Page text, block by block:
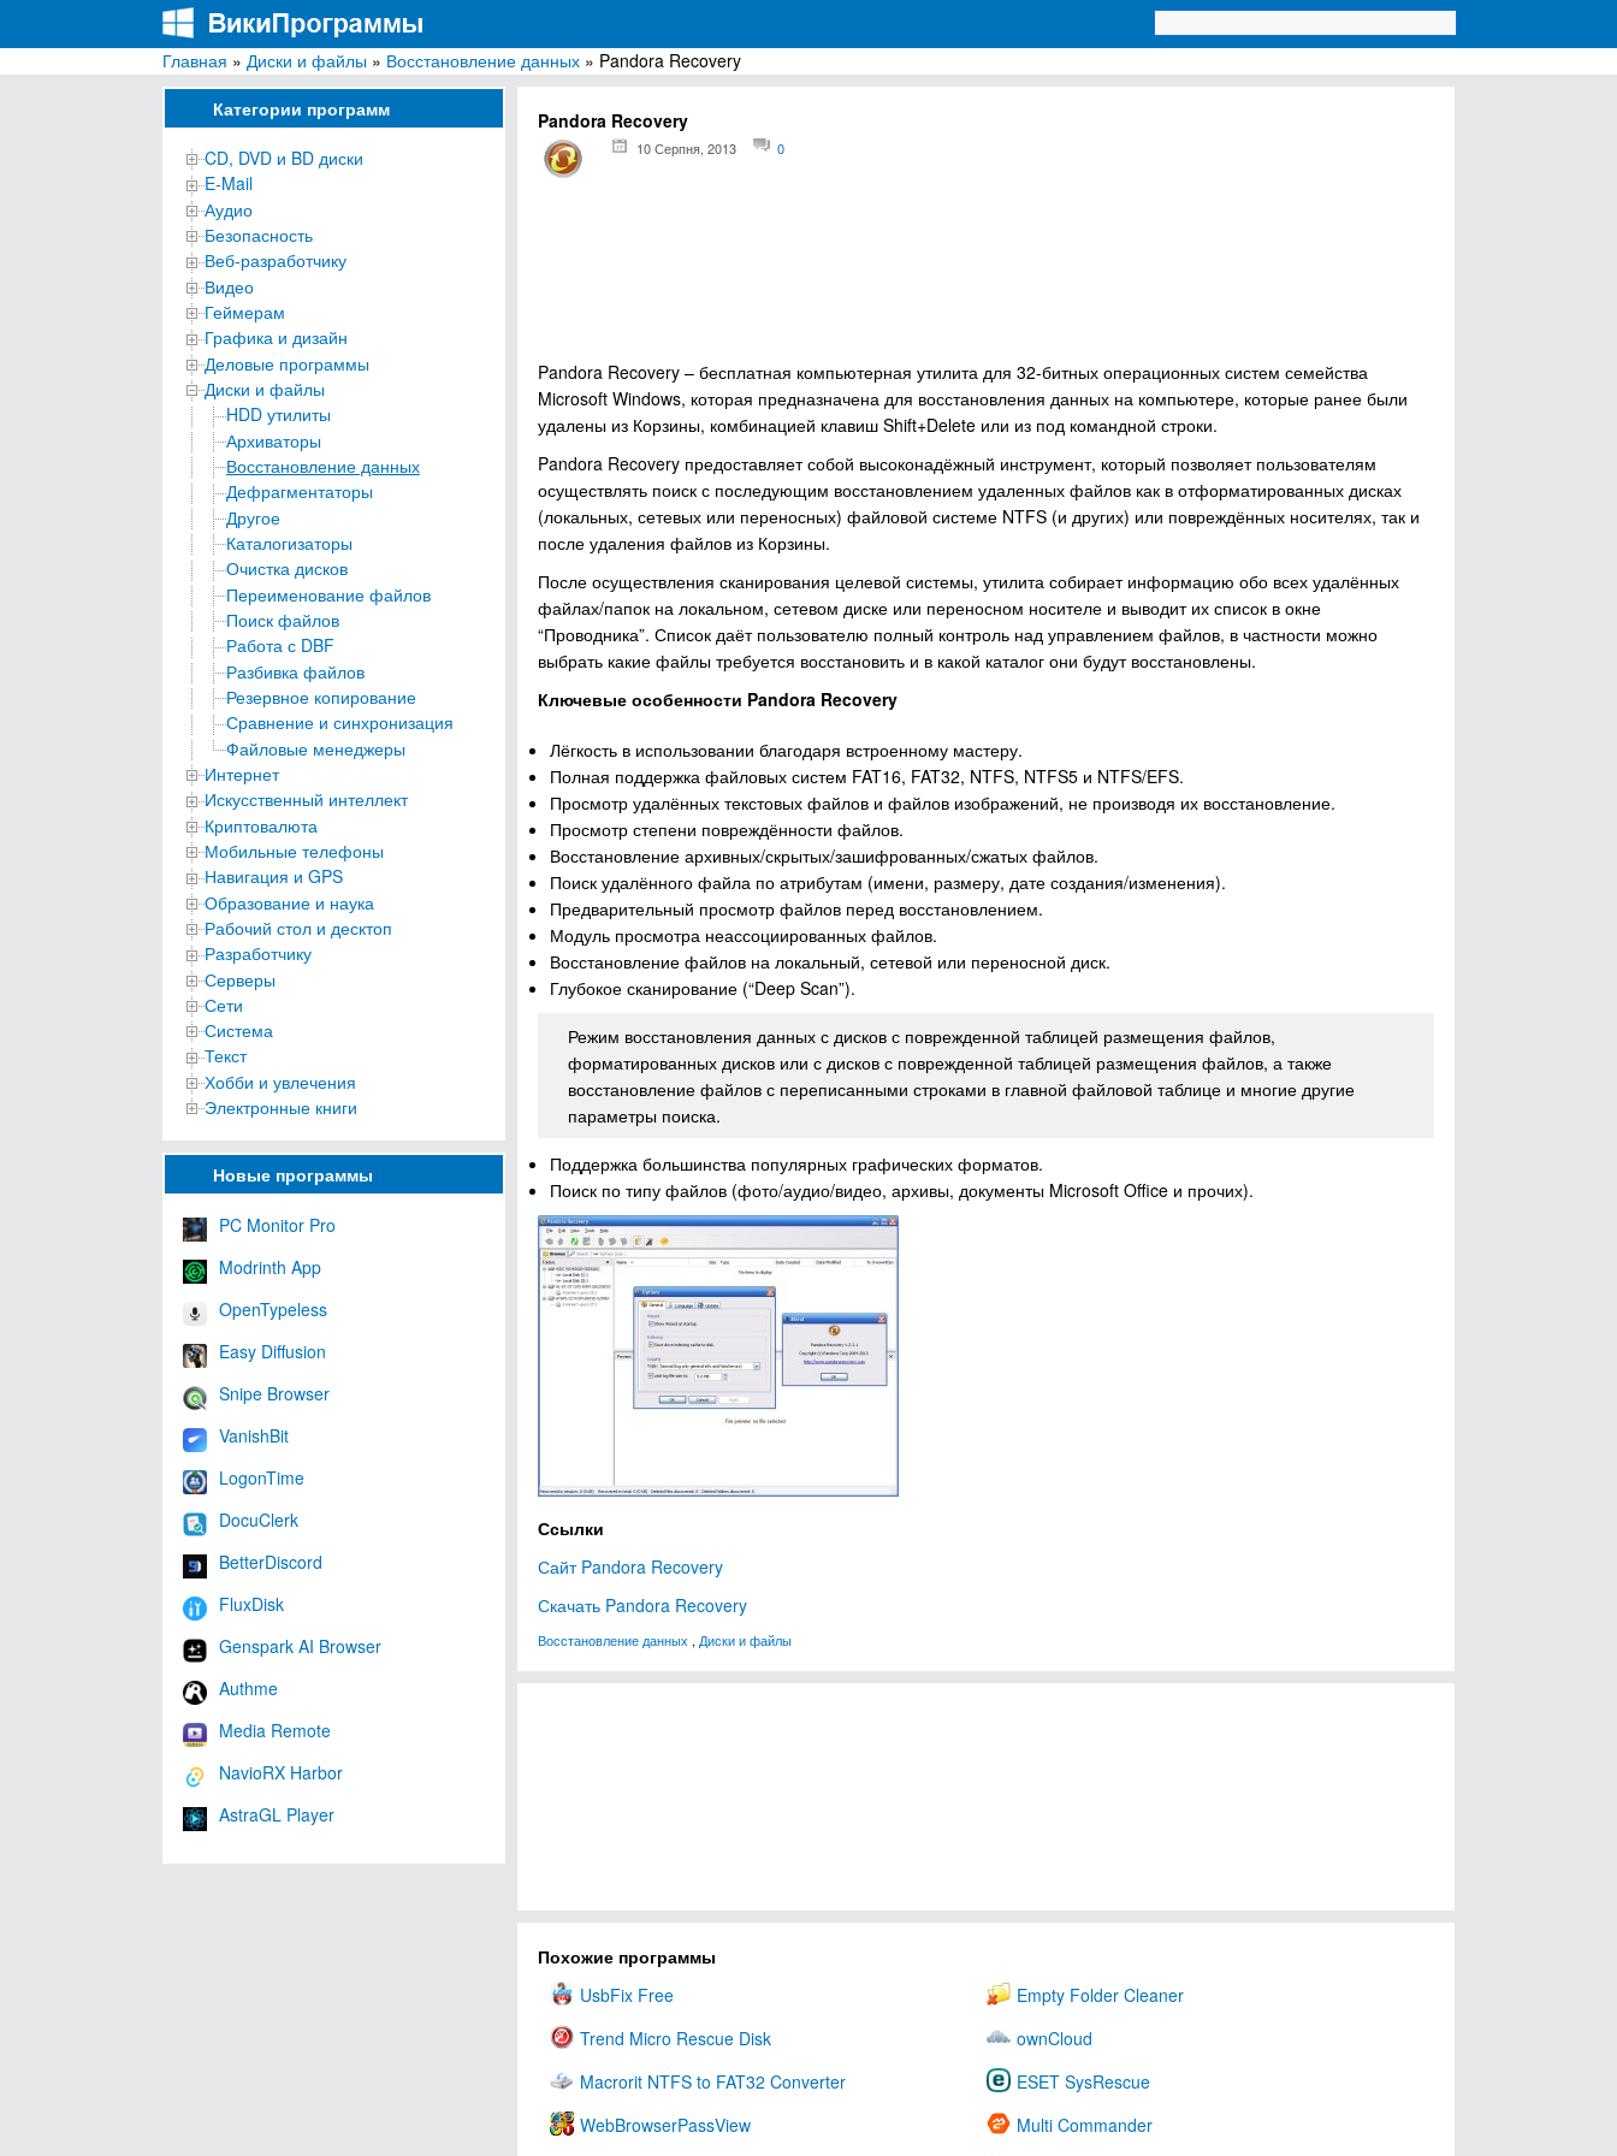
ВикиПрограммы
Энциклопедия бесплатных компьютерных программ для Windows
Главная » Диски и файлы » Восстановление данных » Pandora Recovery
Категории программ
CD, DVD и BD диски
E-Mail
Аудио
Безопасность
Веб-разработчику
Видео
Геймерам
Графика и дизайн
Деловые программы
Диски и файлы
HDD утилиты
Архиваторы
Восстановление данных
Дефрагментаторы
Другое
Каталогизаторы
Очистка дисков
Переименование файлов
Поиск файлов
Работа с DBF
Разбивка файлов
Резервное копирование
Сравнение и синхронизация
Файловые менеджеры
Интернет
Искусственный интеллект
Криптовалюта
Мобильные телефоны
Навигация и GPS
Образование и наука
Рабочий стол и десктоп
Разработчику
Серверы
Сети
Система
Текст
Хобби и увлечения
Электронные книги
Новые программы
PC Monitor Pro
Modrinth App
OpenTypeless
Easy Diffusion
Snipe Browser
VanishBit
LogonTime
DocuClerk
BetterDiscord
FluxDisk
Genspark AI Browser
Authme
Media Remote
NavioRX Harbor
AstraGL Player
Pandora Recovery
10 Серпня, 2013 0
Pandora Recovery – бесплатная компьютерная утилита для 32-битных операционных систем семейства
Microsoft Windows, которая предназначена для восстановления данных на компьютере, которые ранее были
удалены из Корзины, комбинацией клавиш Shift+Delete или из под командной строки.
Pandora Recovery предоставляет собой высоконадёжный инструмент, который позволяет пользователям
осуществлять поиск с последующим восстановлением удаленных файлов как в отформатированных дисках
(локальных, сетевых или переносных) файловой системе NTFS (и других) или повреждённых носителях, так и
после удаления файлов из Корзины.
После осуществления сканирования целевой системы, утилита собирает информацию обо всех удалённых
файлах/папок на локальном, сетевом диске или переносном носителе и выводит их список в окне
“Проводника”. Список даёт пользователю полный контроль над управлением файлов, в частности можно
выбрать какие файлы требуется восстановить и в какой каталог они будут восстановлены.
Ключевые особенности Pandora Recovery
Лёгкость в использовании благодаря встроенному мастеру.
Полная поддержка файловых систем FAT16, FAT32, NTFS, NTFS5 и NTFS/EFS.
Просмотр удалённых текстовых файлов и файлов изображений, не производя их восстановление.
Просмотр степени повреждённости файлов.
Восстановление архивных/скрытых/зашифрованных/сжатых файлов.
Поиск удалённого файла по атрибутам (имени, размеру, дате создания/изменения).
Предварительный просмотр файлов перед восстановлением.
Модуль просмотра неассоциированных файлов.
Восстановление файлов на локальный, сетевой или переносной диск.
Глубокое сканирование (“Deep Scan”).
Режим восстановления данных с дисков с поврежденной таблицей размещения файлов,
форматированных дисков или с дисков с поврежденной таблицей размещения файлов, а также
восстановление файлов с переписанными строками в главной файловой таблице и многие другие
параметры поиска.
Поддержка большинства популярных графических форматов.
Поиск по типу файлов (фото/аудио/видео, архивы, документы Microsoft Office и прочих).
Ссылки
Сайт Pandora Recovery
Скачать Pandora Recovery
Восстановление данных , Диски и файлы
Похожие программы
UsbFix Free
Empty Folder Cleaner
Trend Micro Rescue Disk
ownCloud
Macrorit NTFS to FAT32 Converter
ESET SysRescue
WebBrowserPassView
Multi Commander